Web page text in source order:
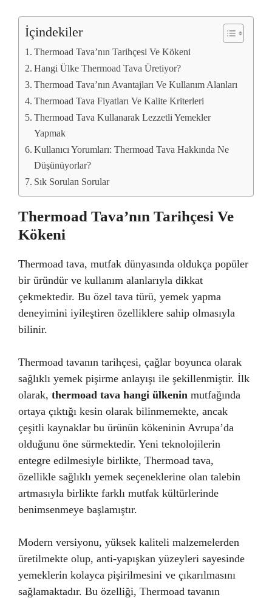
İçindekiler
Thermoad Tava’nın Tarihçesi Ve Kökeni
Hangi Ülke Thermoad Tava Üretiyor?
Thermoad Tava’nın Avantajları Ve Kullanım Alanları
Thermoad Tava Fiyatları Ve Kalite Kriterleri
Thermoad Tava Kullanarak Lezzetli Yemekler
Yapmak
Kullanıcı Yorumları: Thermoad Tava Hakkında Ne
Düşünüyorlar?
Sık Sorulan Sorular
Thermoad Tava’nın Tarihçesi Ve
Kökeni
Thermoad tava, mutfak dünyasında oldukça popüler
bir üründür ve kullanım alanlarıyla dikkat
çekmektedir. Bu özel tava türü, yemek yapma
deneyimini iyileştiren özelliklere sahip olmasıyla
bilinir.
Thermoad tavanın tarihçesi, çağlar boyunca olarak
sağlıklı yemek pişirme anlayışı ile şekillenmiştir. İlk
olarak, thermoad tava hangi ülkenin mutfağında
ortaya çıktığı kesin olarak bilinmemekte, ancak
çeşitli kaynaklar bu ürünün kökeninin Avrupa’da
olduğunu öne sürmektedir. Yeni teknolojilerin
entegre edilmesiyle birlikte, Thermoad tava,
özellikle sağlıklı yemek seçeneklerine olan talebin
artmasıyla birlikte farklı mutfak kültürlerinde
benimsenmeye başlamıştır.
Modern versiyonu, yüksek kaliteli malzemelerden
üretilmekte olup, anti-yapışkan yüzeyleri sayesinde
yemeklerin kolayca pişirilmesini ve çıkarılmasını
sağlamaktadır. Bu özelliği, Thermoad tavanın